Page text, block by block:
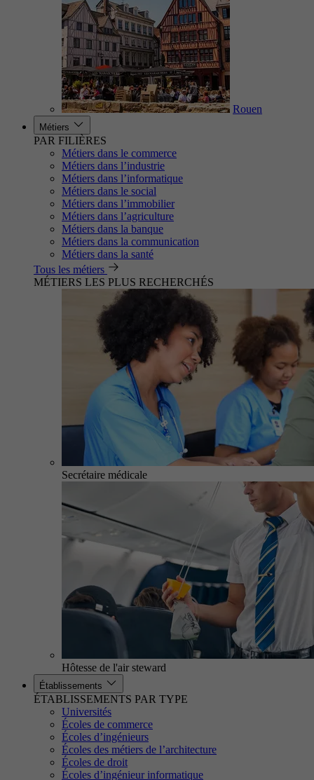
Rouen
Métiers
PAR FILIÈRES
Métiers dans le commerce
Métiers dans l’industrie
Métiers dans l’informatique
Métiers dans le social
Métiers dans l’immobilier
Métiers dans l’agriculture
Métiers dans la banque
Métiers dans la communication
Métiers dans la santé
Tous les métiers
MÉTIERS LES PLUS RECHERCHÉS
Secrétaire médicale
Hôtesse de l'air steward
Établissements
ÉTABLISSEMENTS PAR TYPE
Universités
Écoles de commerce
Écoles d’ingénieurs
Écoles des métiers de l’architecture
Écoles de droit
Écoles d’ingénieur informatique